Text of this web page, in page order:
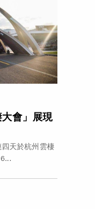
大會」展現
四天於杭州雲棲